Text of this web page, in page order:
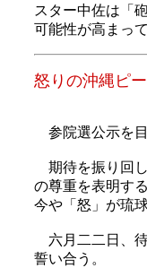
スター中佐は「
可能性が高まっ
怒りの沖縄ピ
参院選公示を目
期待を振り回
の尊重を表明す
今や「怒」が琉
六月二二日、
誓い合う。